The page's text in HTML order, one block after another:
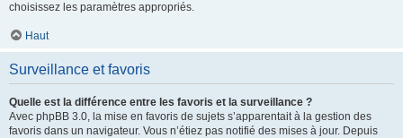
choisissez les paramètres appropriés.
Haut
Surveillance et favoris
Quelle est la différence entre les favoris et la surveillance ?
Avec phpBB 3.0, la mise en favoris de sujets s’apparentait à la gestion des
favoris dans un navigateur. Vous n’étiez pas notifié des mises à jour. Depuis